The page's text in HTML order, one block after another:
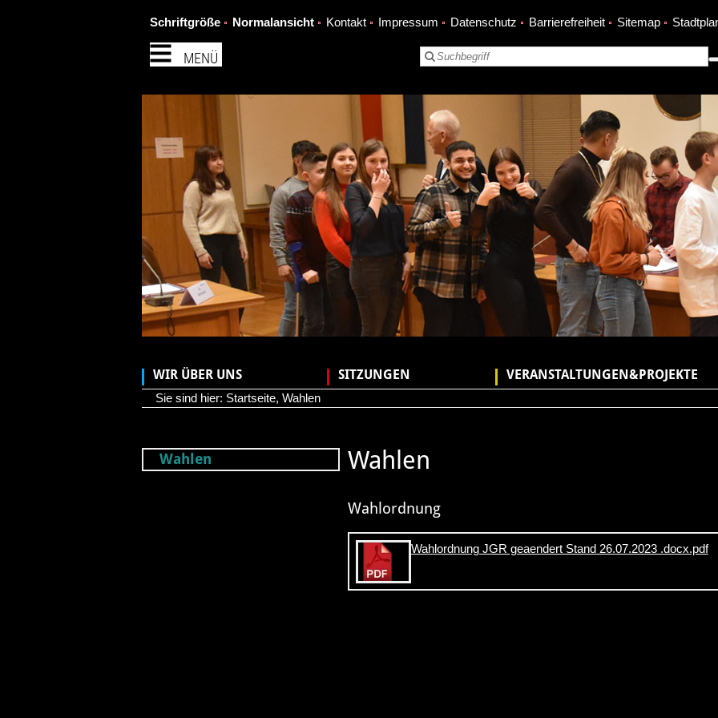
MENÜ
Schriftgröße Normalansicht Kontakt Impressum Datenschutz Barrierefreiheit Sitemap
WIR ÜBER UNS SITZUNGEN VERANSTALTUNGEN&PROJEKTE
Sie sind hier: Startseite, Wahlen
Wahlen Wahlen
Wahlordnung
Wahlordnung JGR geaendert Stand 26.07.2023 .docx.pdf